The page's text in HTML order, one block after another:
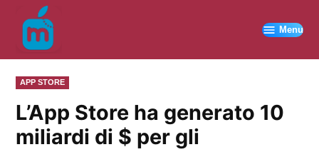
contenuto
Menu
PUBBLICATO
IN
APP STORE
L’App Store ha generato 10
miliardi di $ per gli